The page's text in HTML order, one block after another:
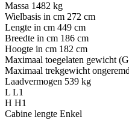
Massa 1482 kg
Wielbasis in cm 272 cm
Lengte in cm 449 cm
Breedte in cm 186 cm
Hoogte in cm 182 cm
Maximaal toegelaten gewicht
Maximaal trekgewicht ongeremd
Laadvermogen 539 kg
L L1
H H1
Cabine lengte Enkel